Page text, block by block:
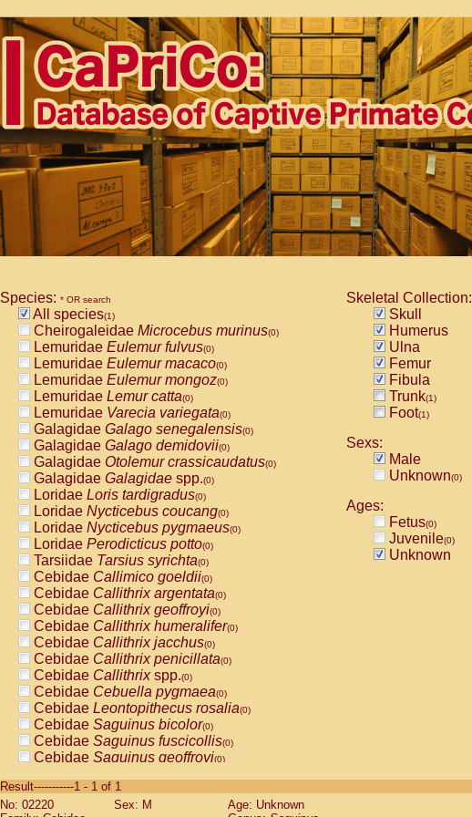
Species: * OR search
All species(1)
Cheirogaleidae Microcebus murinus(0)
Lemuridae Eulemur fulvus(0)
Lemuridae Eulemur macaco(0)
Lemuridae Eulemur mongoz(0)
Lemuridae Lemur catta(0)
Lemuridae Varecia variegata(0)
Galagidae Galago senegalensis(0)
Galagidae Galago demidovii(0)
Galagidae Otolemur crassicaudatus(0)
Galagidae Galagidae spp.(0)
Loridae Loris tardigradus(0)
Loridae Nycticebus coucang(0)
Loridae Nycticebus pygmaeus(0)
Loridae Perodicticus potto(0)
Tarsiidae Tarsius syrichta(0)
Cebidae Callimico goeldii(0)
Cebidae Callithrix argentata(0)
Cebidae Callithrix geoffroyi(0)
Cebidae Callithrix humeralifer(0)
Cebidae Callithrix jacchus(0)
Cebidae Callithrix penicillata(0)
Cebidae Callithrixspp.(0)
Cebidae Cebuella pygmaea(0)
Cebidae Leontopithecus rosalia(0)
Cebidae Saguinus bicolor(0)
Cebidae Saguinus fuscicollis(0)
Cebidae Saguinus geoffroyi(0)
CebidaeSaguinus labiatus(0)
Cebidae Saguinus leucopus (0)
Skeletal Collection:
Skull
Humerus
Ulna
Femur
Fibula
Trunk(1)
Foot(1)
Sexs:
Male
Unknown(0)
Ages:
Fetus(0)
Juvenile(0)
Unknown
Result-----------1 - 1 of 1
No: 02220
Sex: M
Age: Unknown